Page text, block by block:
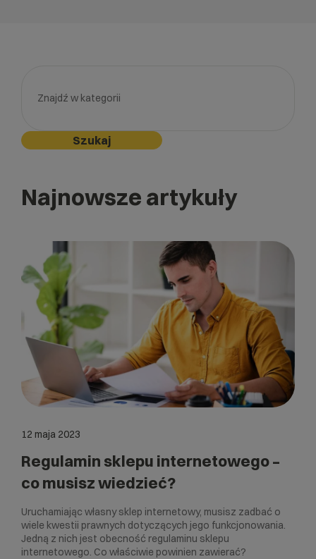
Szukaj
Najnowsze artykuły
12 maja 2023
Regulamin sklepu internetowego –
co musisz wiedzieć?
Uruchamiając własny sklep internetowy, musisz zadbać o
wiele kwestii prawnych dotyczących jego funkcjonowania.
Jedną z nich jest obecność regulaminu sklepu
internetowego. Co właściwie powinien zawierać?